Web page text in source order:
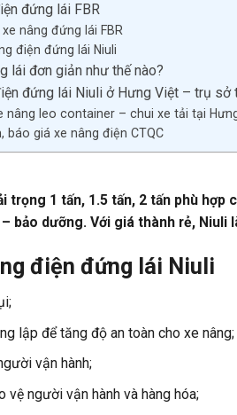
đứng lái FBR
nâng đứng lái FBR
điện đứng lái Niuli
lái đơn giản như thế nào?
đứng lái Niuli ở Hưng Việt – trụ sở
nâng leo container – chui xe tải tại
báo giá xe nâng điện CTQC
trọng 1 tấn, 1.5 tấn, 2 tấn phù
bảo dưỡng. Với giá thành rẻ,
điện đứng lái Niuli
lập để tăng độ an toàn cho xe nâng;
vận hành;
vệ người vận hành và hàng hóa;